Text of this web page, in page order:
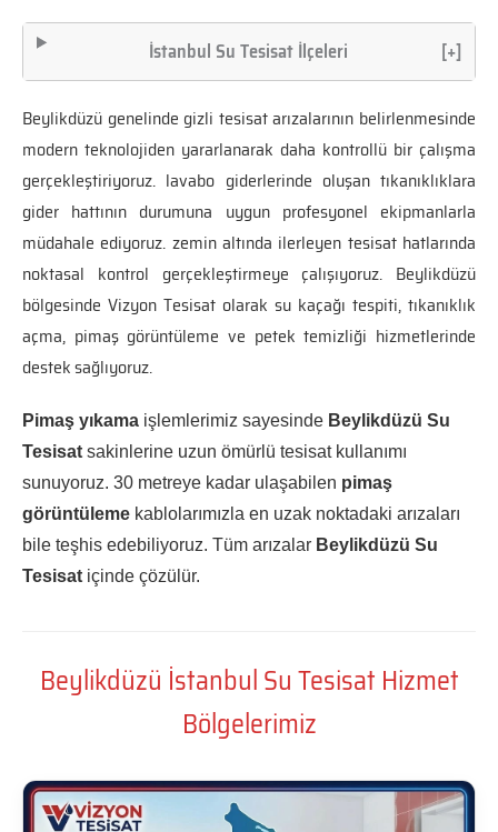
İstanbul Su Tesisat İlçeleri [+]
Beylikdüzü genelinde gizli tesisat arızalarının belirlenmesinde
modern teknolojiden yararlanarak daha kontrollü bir çalışma
gerçekleştiriyoruz. lavabo giderlerinde oluşan tıkanıklıklara
gider hattının durumuna uygun profesyonel ekipmanlarla
müdahale ediyoruz. zemin altında ilerleyen tesisat hatlarında
noktasal kontrol gerçekleştirmeye çalışıyoruz. Beylikdüzü
bölgesinde Vizyon Tesisat olarak su kaçağı tespiti, tıkanıklık
açma, pimaş görüntüleme ve petek temizliği hizmetlerinde
destek sağlıyoruz.
Pimaş yıkama işlemlerimiz sayesinde Beylikdüzü Su
Tesisat sakinlerine uzun ömürlü tesisat kullanımı
sunuyoruz. 30 metreye kadar ulaşabilen pimaş
görüntüleme kablolarımızla en uzak noktadaki arızaları
bile teşhis edebiliyoruz. Tüm arızalar Beylikdüzü Su
Tesisat içinde çözülür.
Beylikdüzü İstanbul Su Tesisat Hizmet
Bölgelerimiz